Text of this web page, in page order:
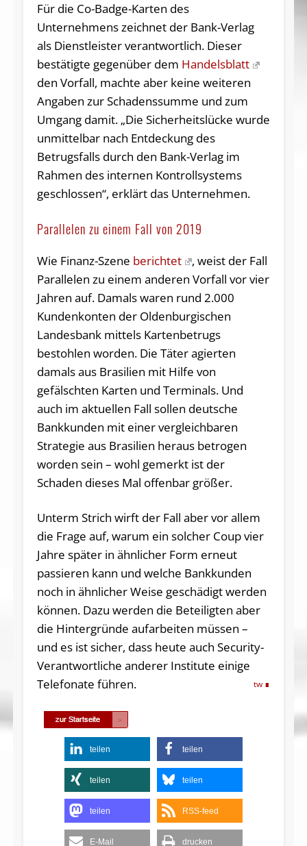
Für die Co-Badge-Karten des
Unternehmens zeichnet der Bank-Verlag
als Dienstleister verantwortlich. Dieser
bestätigte gegenüber dem Handelsblatt
den Vorfall, machte aber keine weiteren
Angaben zur Schadenssumme und zum
Umgang damit. „Die Sicherheitslücke wurde
unmittelbar nach Entdeckung des
Betrugsfalls durch den Bank-Verlag im
Rahmen des internen Kontrollsystems
geschlossen“, erklärt das Unternehmen.
Parallelen zu einem Fall von 2019
Wie Finanz-Szene berichtet
, weist der Fall
Parallelen zu einem anderen Vorfall vor vier
Jahren auf. Damals waren rund 2.000
Kundenkonten der Oldenburgischen
Landesbank mittels Kartenbetrugs
bestohlen worden. Die Täter agierten
damals aus Brasilien mit Hilfe von
gefälschten Karten und Terminals. Und
auch im aktuellen Fall sollen deutsche
Bankkunden mit einer vergleichbaren
Strategie aus Brasilien heraus betrogen
worden sein – wohl gemerkt ist der
Schaden dieses Mal offenbar größer.
Unterm Strich wirft der Fall aber vor allem
die Frage auf, warum ein solcher Coup vier
Jahre später in ähnlicher Form erneut
passieren kann und welche Bankkunden
noch in ähnlicher Weise geschädigt werden
können. Dazu werden die Beteiligten aber
die Hintergründe aufarbeiten müssen –
und es ist sicher, dass heute auch Security-
Verantwortliche anderer Institute einige
Telefonate führen.
tw
teilen teilen
teilen teilen
teilen RSS-feed
E-Mail drucken